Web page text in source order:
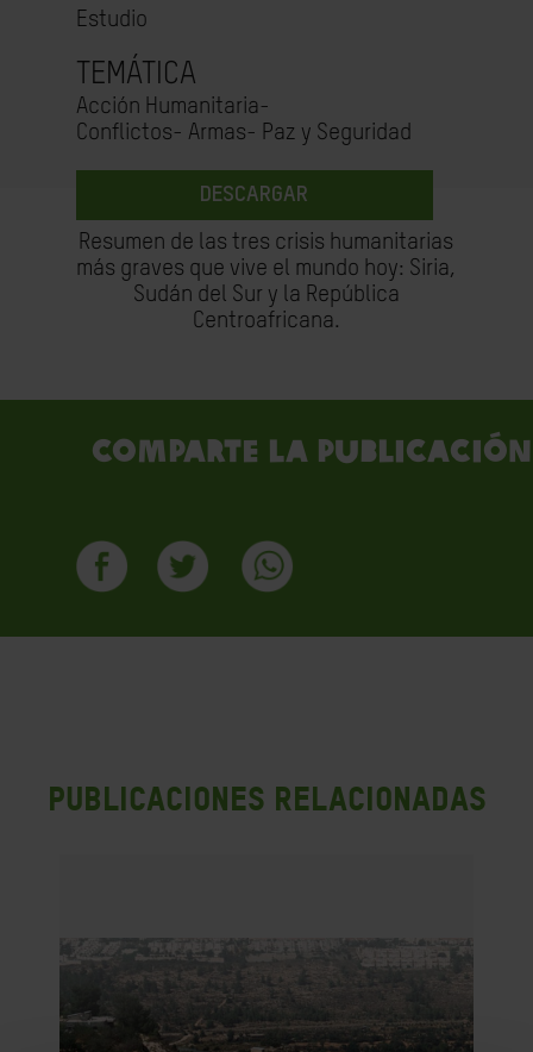
Estudio
TEMÁTICA
Acción Humanitaria-
Conflictos- Armas- Paz y Seguridad
DESCARGAR
Resumen de las tres crisis humanitarias
más graves que vive el mundo hoy: Siria,
Sudán del Sur y la República
Centroafricana.
Comparte la publicación
PUBLICACIONES RELACIONADAS